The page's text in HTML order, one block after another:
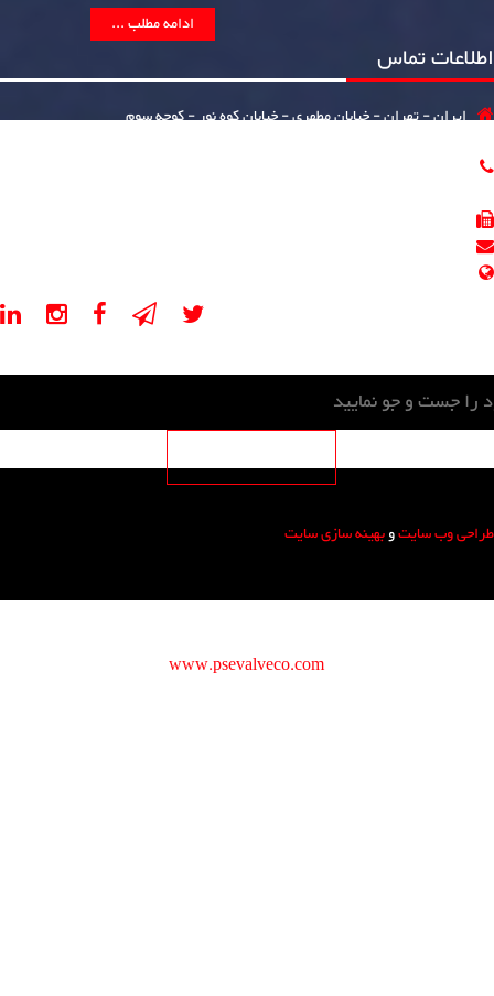
ادامه مطلب ...
اطلاعات تماس
ایران - تهران - خیابان مطهری - خیابان کوه نور - کوچه سوم
طراحی وب سایتوبهینه سازی سایت
copyright © 2016www.psevalveco.com